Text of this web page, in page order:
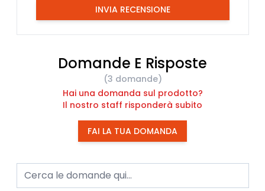
INVIA RECENSIONE
Domande E Risposte
(3 domande)
Hai una domanda sul prodotto?
Il nostro staff risponderà subito
FAI LA TUA DOMANDA